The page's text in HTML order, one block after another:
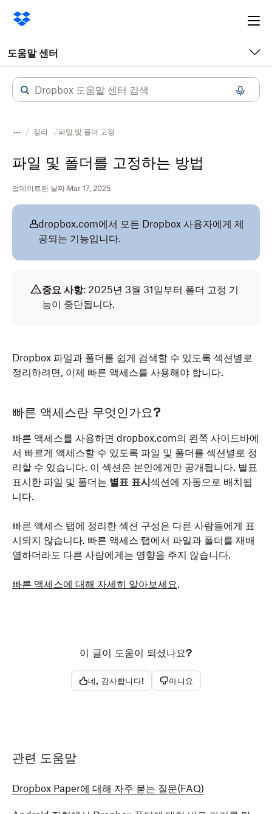
도움말 센터
정리 파일 및 폴더 고정
파일 및 폴더를 고정하는 방법
업데이트된 날짜 Mar 17, 2025
dropbox.com에서 모든 Dropbox 사용자에게 제
공되는 기능입니다.
중요 사항: 2025년 3월 31일부터 폴더 고정 기
능이 중단됩니다.
Dropbox 파일과 폴더를 쉽게 검색할 수 있도록 섹션별로
정리하려면, 이제 빠른 액세스를 사용해야 합니다.
빠른 액세스란 무엇인가요?
빠른 액세스를 사용하면 dropbox.com의 왼쪽 사이드바에
서 빠르게 액세스할 수 있도록 파일 및 폴더를 섹션별로 정
리할 수 있습니다. 이 섹션은 본인에게만 공개됩니다. 별표
표시한 파일 및 폴더는 별표 표시섹션에 자동으로 배치됩
니다.
빠른 액세스 탭에 정리한 섹션 구성은 다른 사람들에게 표
시되지 않습니다. 빠른 액세스 탭에서 파일과 폴더를 재배
열하더라도 다른 사람에게는 영향을 주지 않습니다.
빠른 액세스에 대해 자세히 알아보세요.
이 글이 도움이 되셨나요?
네, 감사합니다! 아니요
관련 도움말
Dropbox Paper에 대해 자주 묻는 질문(FAQ)